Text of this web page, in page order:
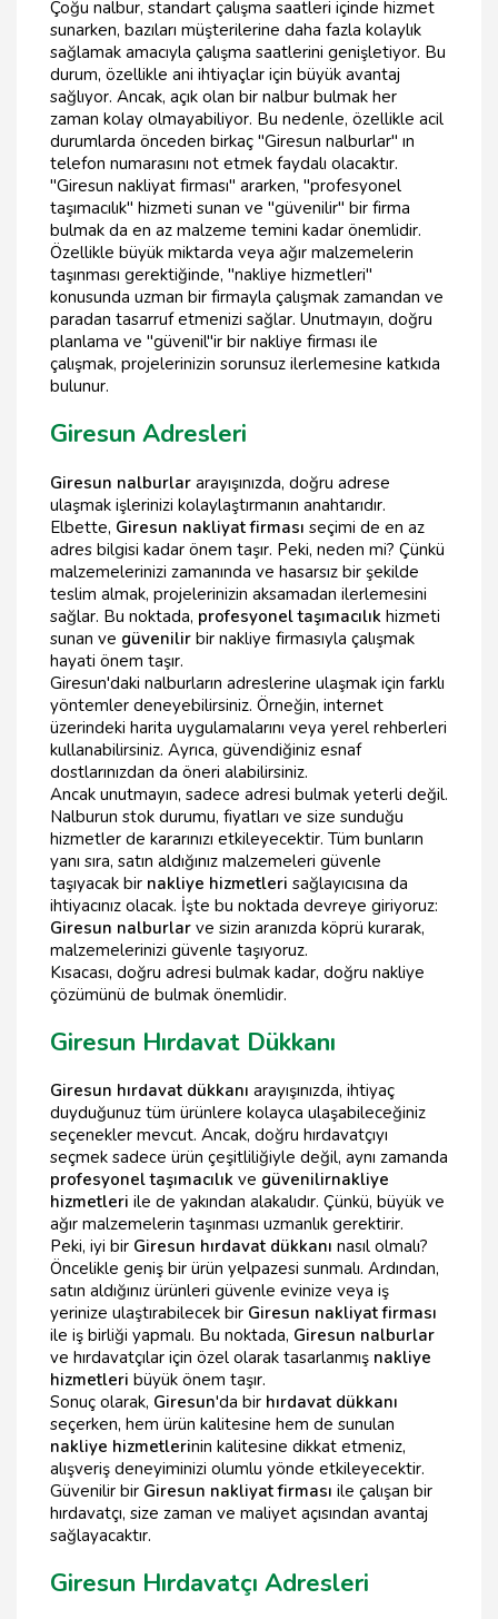
Çoğu nalbur, standart çalışma saatleri içinde hizmet
sunarken, bazıları müşterilerine daha fazla kolaylık
sağlamak amacıyla çalışma saatlerini genişletiyor. Bu
durum, özellikle ani ihtiyaçlar için büyük avantaj
sağlıyor. Ancak, açık olan bir nalbur bulmak her
zaman kolay olmayabiliyor. Bu nedenle, özellikle acil
durumlarda önceden birkaç "Giresun nalburlar" ın
telefon numarasını not etmek faydalı olacaktır.
"Giresun nakliyat firması" ararken, "profesyonel
taşımacılık" hizmeti sunan ve "güvenilir" bir firma
bulmak da en az malzeme temini kadar önemlidir.
Özellikle büyük miktarda veya ağır malzemelerin
taşınması gerektiğinde, "nakliye hizmetleri"
konusunda uzman bir firmayla çalışmak zamandan ve
paradan tasarruf etmenizi sağlar. Unutmayın, doğru
planlama ve "güvenil"ir bir nakliye firması ile
çalışmak, projelerinizin sorunsuz ilerlemesine katkıda
bulunur.
Giresun Adresleri
Giresun nalburlar arayışınızda, doğru adrese
ulaşmak işlerinizi kolaylaştırmanın anahtarıdır.
Elbette, Giresun nakliyat firması seçimi de en az
adres bilgisi kadar önem taşır. Peki, neden mi? Çünkü
malzemelerinizi zamanında ve hasarsız bir şekilde
teslim almak, projelerinizin aksamadan ilerlemesini
sağlar. Bu noktada, profesyonel taşımacılık hizmeti
sunan ve güvenilir bir nakliye firmasıyla çalışmak
hayati önem taşır.
Giresun'daki nalburların adreslerine ulaşmak için farklı
yöntemler deneyebilirsiniz. Örneğin, internet
üzerindeki harita uygulamalarını veya yerel rehberleri
kullanabilirsiniz. Ayrıca, güvendiğiniz esnaf
dostlarınızdan da öneri alabilirsiniz.
Ancak unutmayın, sadece adresi bulmak yeterli değil.
Nalburun stok durumu, fiyatları ve size sunduğu
hizmetler de kararınızı etkileyecektir. Tüm bunların
yanı sıra, satın aldığınız malzemeleri güvenle
taşıyacak bir nakliye hizmetleri sağlayıcısına da
ihtiyacınız olacak. İşte bu noktada devreye giriyoruz:
Giresun nalburlar ve sizin aranızda köprü kurarak,
malzemelerinizi güvenle taşıyoruz.
Kısacası, doğru adresi bulmak kadar, doğru nakliye
çözümünü de bulmak önemlidir.
Giresun Hırdavat Dükkanı
Giresun hırdavat dükkanı arayışınızda, ihtiyaç
duyduğunuz tüm ürünlere kolayca ulaşabileceğiniz
seçenekler mevcut. Ancak, doğru hırdavatçıyı
seçmek sadece ürün çeşitliliğiyle değil, aynı zamanda
profesyonel taşımacılık ve güvenilirnakliye
hizmetleri ile de yakından alakalıdır. Çünkü, büyük ve
ağır malzemelerin taşınması uzmanlık gerektirir.
Peki, iyi bir Giresun hırdavat dükkanı nasıl olmalı?
Öncelikle geniş bir ürün yelpazesi sunmalı. Ardından,
satın aldığınız ürünleri güvenle evinize veya iş
yerinize ulaştırabilecek bir Giresun nakliyat firması
ile iş birliği yapmalı. Bu noktada, Giresun nalburlar
ve hırdavatçılar için özel olarak tasarlanmış nakliye
hizmetleri büyük önem taşır.
Sonuç olarak, Giresun'da bir hırdavat dükkanı
seçerken, hem ürün kalitesine hem de sunulan
nakliye hizmetlerinin kalitesine dikkat etmeniz,
alışveriş deneyiminizi olumlu yönde etkileyecektir.
Güvenilir bir Giresun nakliyat firması ile çalışan bir
hırdavatçı, size zaman ve maliyet açısından avantaj
sağlayacaktır.
Giresun Hırdavatçı Adresleri